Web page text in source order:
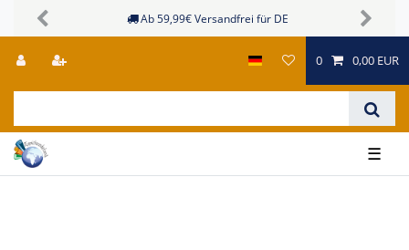
Sichere Zahlungsmöglichkeiten
Previous Next
0 0,00 EUR
☰